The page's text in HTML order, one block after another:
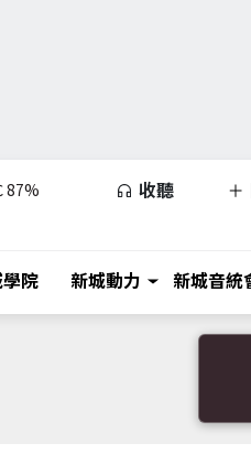
87% 收聽
院 新城動力 新城音統